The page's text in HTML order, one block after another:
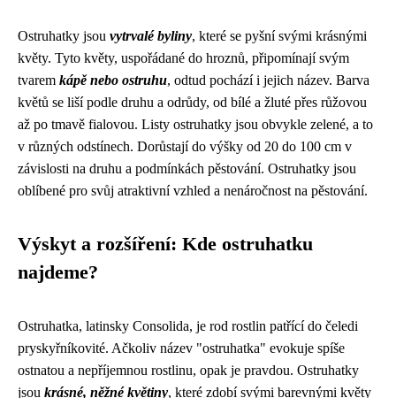
Ostruhatky jsou vytrvalé byliny, které se pyšní svými krásnými
květy. Tyto květy, uspořádané do hroznů, připomínají svým
tvarem kápě nebo ostruhu, odtud pochází i jejich název. Barva
květů se liší podle druhu a odrůdy, od bílé a žluté přes růžovou
až po tmavě fialovou. Listy ostruhatky jsou obvykle zelené, a to
v různých odstínech. Dorůstají do výšky od 20 do 100 cm v
závislosti na druhu a podmínkách pěstování. Ostruhatky jsou
oblíbené pro svůj atraktivní vzhled a nenáročnost na pěstování.
Výskyt a rozšíření: Kde ostruhatku
najdeme?
Ostruhatka, latinsky Consolida, je rod rostlin patřící do čeledi
pryskyřníkovité. Ačkoliv název "ostruhatka" evokuje spíše
ostnatou a nepříjemnou rostlinu, opak je pravdou. Ostruhatky
jsou krásné, něžné květiny, které zdobí svými barevnými květy